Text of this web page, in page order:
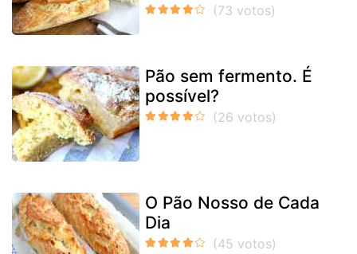
Pão sem fermento. É
possível?
O Pão Nosso de Cada
Dia